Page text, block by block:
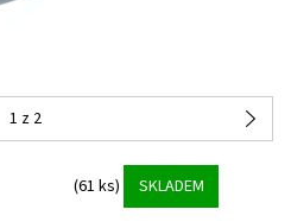
1 z 2
(61 ks) SKLADEM